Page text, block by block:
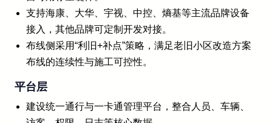
支持海康、大华、宇视、中控、熵基等主流品牌设备
接入，其他品牌可定制开发对接。
布线侧采用“利旧+补点”策略，满足老旧小区改造方案
布线的连续性与施工可控性。
平台层
建设统一通行与一卡通管理平台，整合人员、车辆、